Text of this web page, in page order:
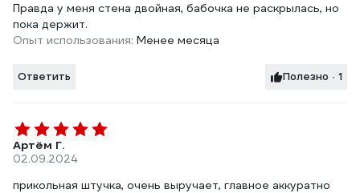
Правда у меня стена двойная, бабочка не раскрылась, но
пока держит.
Опыт использования: Менее месяца
Ответить Полезно · 1
Артём Г.
02.09.2024
прикольная штучка, очень выручает, главное аккуратно